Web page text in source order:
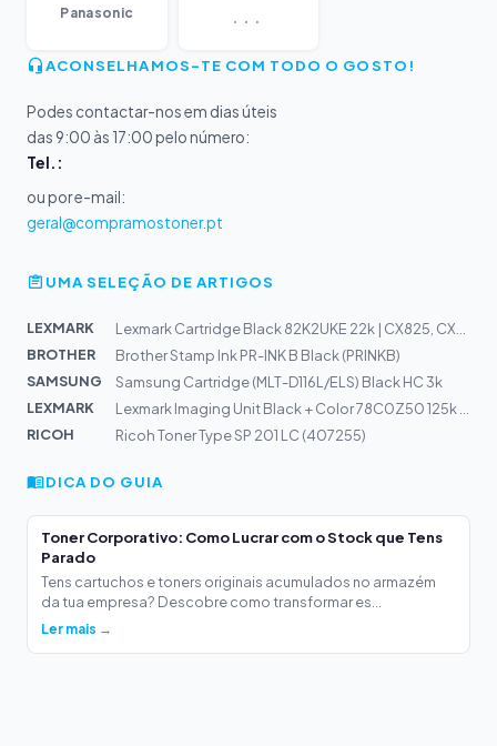
Panasonic
ACONSELHAMOS-TE COM TODO O GOSTO!
Podes contactar-nos em dias úteis
das 9:00 às 17:00 pelo número:
Tel.:
ou por e-mail:
geral@compramostoner.pt
UMA SELEÇÃO DE ARTIGOS
LEXMARK
BROTHER
Brother Stamp Ink PR-INK B Black (PRINKB)
SAMSUNG
Samsung Cartridge (MLT-D116L/ELS) Black HC 3k
LEXMARK
RICOH
Ricoh Toner Type SP 201 LC (407255)
DICA DO GUIA
Toner Corporativo: Como Lucrar com o Stock que Tens
Parado
Tens cartuchos e toners originais acumulados no armazém
da tua empresa? Descobre como transformar es...
Ler mais →